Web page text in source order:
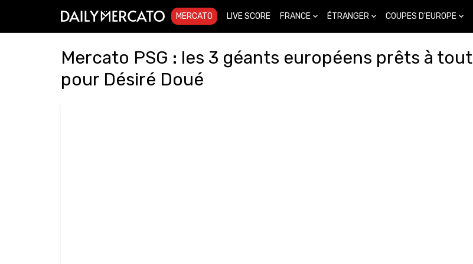
MERCATO LIVE SCORE FRANCE ÉTRANGER COUPES D'EUROPE
Mercato PSG : les 3 géants européens prêts à tout
pour Désiré Doué